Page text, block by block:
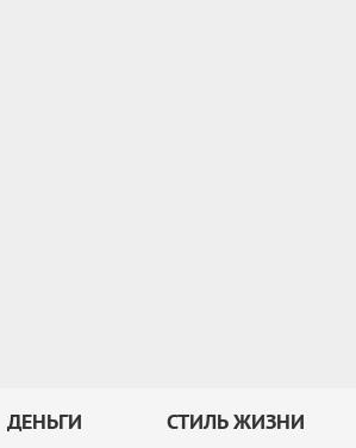
ДЕНЬГИ СТИЛЬ ЖИЗНИ